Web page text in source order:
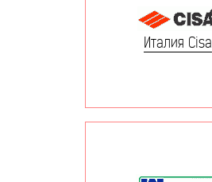
Италия Cisa